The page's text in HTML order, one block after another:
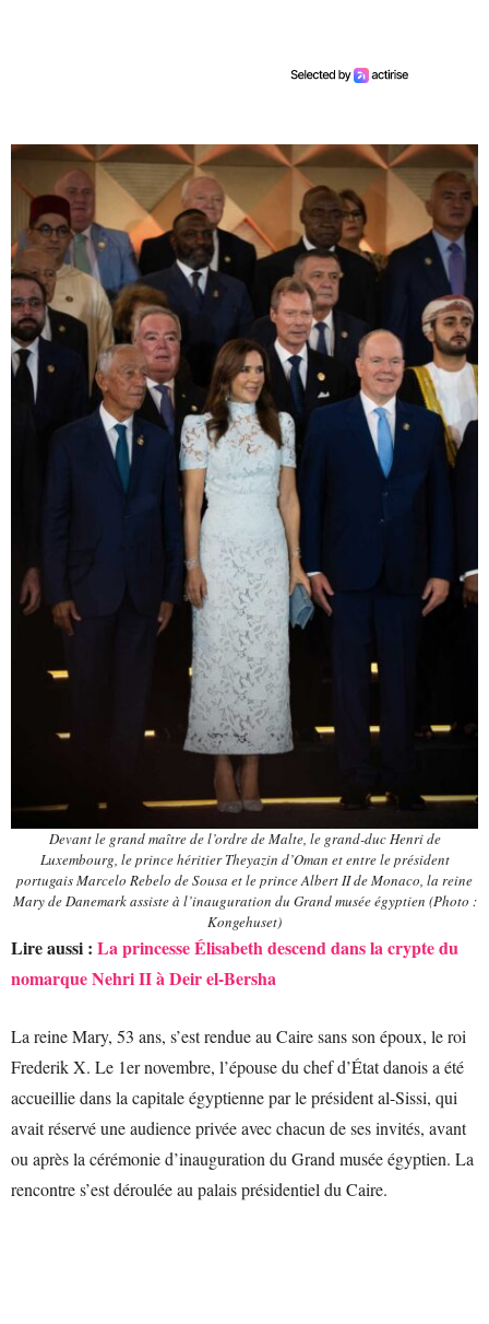
Devant le grand maître de l’ordre de Malte, le grand-duc Henri de
Luxembourg, le prince héritier Theyazin d’Oman et entre le président
portugais Marcelo Rebelo de Sousa et le prince Albert II de Monaco, la reine
Mary de Danemark assiste à l’inauguration du Grand musée égyptien (Photo :
Kongehuset)
Lire aussi : La princesse Élisabeth descend dans la crypte du
nomarque Nehri II à Deir el-Bersha
La reine Mary, 53 ans, s’est rendue au Caire sans son époux, le roi
Frederik X. Le 1er novembre, l’épouse du chef d’État danois a été
accueillie dans la capitale égyptienne par le président al-Sissi, qui
avait réservé une audience privée avec chacun de ses invités, avant
ou après la cérémonie d’inauguration du Grand musée égyptien. La
rencontre s’est déroulée au palais présidentiel du Caire.